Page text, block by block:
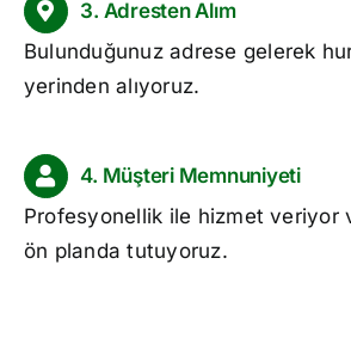
3. Adresten Alım
Bulunduğunuz adrese gelerek
yerinden alıyoruz.
4. Müşteri Memnuniyeti
Profesyonellik ile hizmet veriyor
ön planda tutuyoruz.